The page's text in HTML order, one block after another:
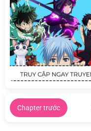
Chapter trước